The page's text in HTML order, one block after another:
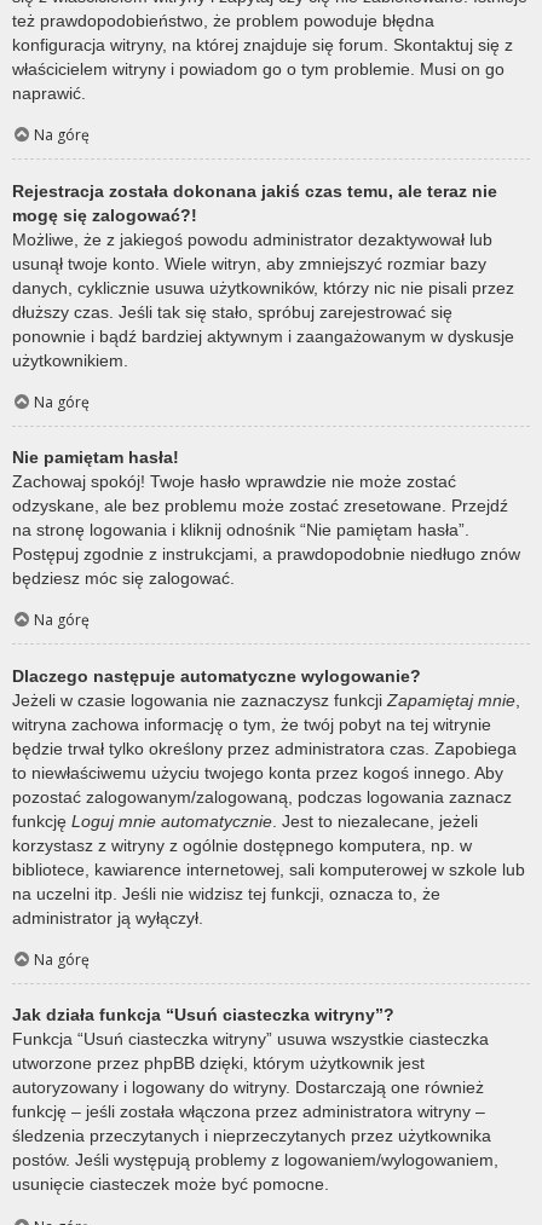
też prawdopodobieństwo, że problem powoduje błędna
konfiguracja witryny, na której znajduje się forum. Skontaktuj się z
właścicielem witryny i powiadom go o tym problemie. Musi on go
naprawić.
Na górę
Rejestracja została dokonana jakiś czas temu, ale teraz nie
mogę się zalogować?!
Możliwe, że z jakiegoś powodu administrator dezaktywował lub
usunął twoje konto. Wiele witryn, aby zmniejszyć rozmiar bazy
danych, cyklicznie usuwa użytkowników, którzy nic nie pisali przez
dłuższy czas. Jeśli tak się stało, spróbuj zarejestrować się
ponownie i bądź bardziej aktywnym i zaangażowanym w dyskusje
użytkownikiem.
Na górę
Nie pamiętam hasła!
Zachowaj spokój! Twoje hasło wprawdzie nie może zostać
odzyskane, ale bez problemu może zostać zresetowane. Przejdź
na stronę logowania i kliknij odnośnik “Nie pamiętam hasła”.
Postępuj zgodnie z instrukcjami, a prawdopodobnie niedługo znów
będziesz móc się zalogować.
Na górę
Dlaczego następuje automatyczne wylogowanie?
Jeżeli w czasie logowania nie zaznaczysz funkcji Zapamiętaj mnie
witryna zachowa informację o tym, że twój pobyt na tej witrynie
będzie trwał tylko określony przez administratora czas. Zapobiega
to niewłaściwemu użyciu twojego konta przez kogoś innego. Aby
pozostać zalogowanym/zalogowaną, podczas logowania zaznacz
funkcję Loguj mnie automatycznie . Jest to niezalecane, jeżeli
korzystasz z witryny z ogólnie dostępnego komputera, np. w
bibliotece, kawiarence internetowej, sali komputerowej w szkole lub
na uczelni itp. Jeśli nie widzisz tej funkcji, oznacza to, że
administrator ją wyłączył.
Na górę
Jak działa funkcja “Usuń ciasteczka witryny”?
Funkcja “Usuń ciasteczka witryny” usuwa wszystkie ciasteczka
utworzone przez phpBB dzięki, którym użytkownik jest
autoryzowany i logowany do witryny. Dostarczają one również
funkcję – jeśli została włączona przez administratora witryny –
śledzenia przeczytanych i nieprzeczytanych przez użytkownika
postów. Jeśli występują problemy z logowaniem/wylogowaniem,
usunięcie ciasteczek może być pomocne.